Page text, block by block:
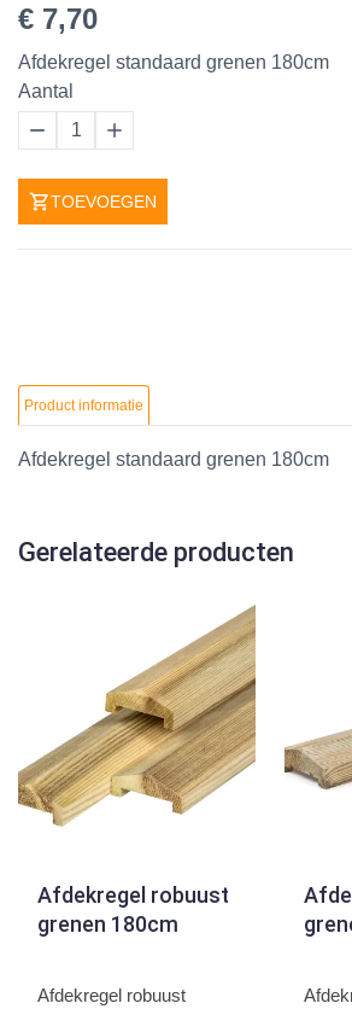
€ 7,70
Afdekregel standaard grenen 180cm
Aantal
1
TOEVOEGEN
Product informatie
Afdekregel standaard grenen 180cm
Gerelateerde producten
Afdekregel robuust
grenen 180cm
Afdekregel robuust